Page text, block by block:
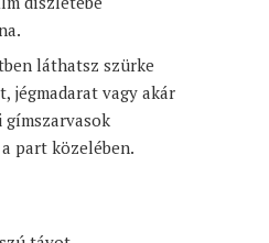
láthatsz szürke
jégmadarat vagy akár
gímszarvasok
part közelében.